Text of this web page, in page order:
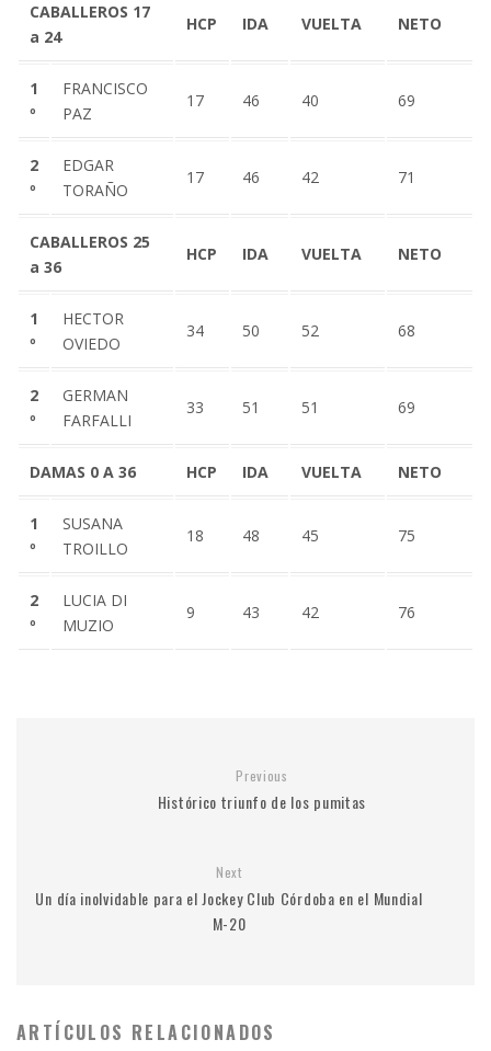
CABALLEROS 17
a 24
HCP IDA VUELTA NETO
1
º
FRANCISCO
PAZ
17 46 40 69
2
º
EDGAR
TORAÑO
17 46 42 71
CABALLEROS 25
a 36
HCP IDA VUELTA NETO
1
º
HECTOR
OVIEDO
34 50 52 68
2
º
GERMAN
FARFALLI
33 51 51 69
DAMAS 0 A 36 HCP IDA VUELTA NETO
1
º
SUSANA
TROILLO
18 48 45 75
2
º
LUCIA DI
MUZIO
9 43 42 76
Previous
Histórico triunfo de los pumitas
Next
Un día inolvidable para el Jockey Club Córdoba en el Mundial
M-20
ARTÍCULOS RELACIONADOS